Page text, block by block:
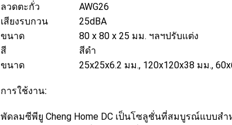
ลวดตะกั่ว
AWG26
เสียงรบกวน
25dBA
ขนาด
80 x 80 x 25 มม. ฯลฯปรับแต่ง
สี
สีดำ
ขนาด
25x25x6.2 มม., 120x120x38 มม.,
การใช้งาน:
พัดลมซีพียู Cheng Home DC เป็นโซลูชั่นที่สมบูรณ์แบบ